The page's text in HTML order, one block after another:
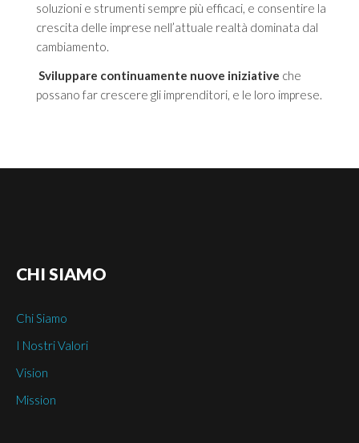
Investire in Giappone
Investire in Iran
soluzioni e strumenti sempre più efficaci, e consentire la
crescita delle imprese nell’attuale realtà dominata dal
cambiamento.
Sviluppare continuamente nuove iniziative che
possano far crescere gli imprenditori, e le loro imprese.
CHI SIAMO
Chi Siamo
I Nostri Valori
Vision
Mission